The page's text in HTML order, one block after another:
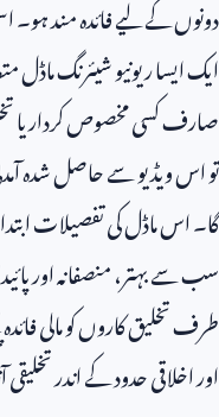
دونوں کے لیے فائدہ مند
ایک ایسا ریونیو شیئرنگ
صارف کسی مخصوص کردار یا
تو اس ویڈیو سے حاصل شدہ
گا۔ اس ماڈل کی تفصیلات ابتدا
سب سے بہتر، منصفانہ اور
طرف تخلیق کاروں کو مالی
اور اخلاقی حدود کے اندر